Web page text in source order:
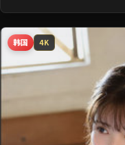
韩国 4K